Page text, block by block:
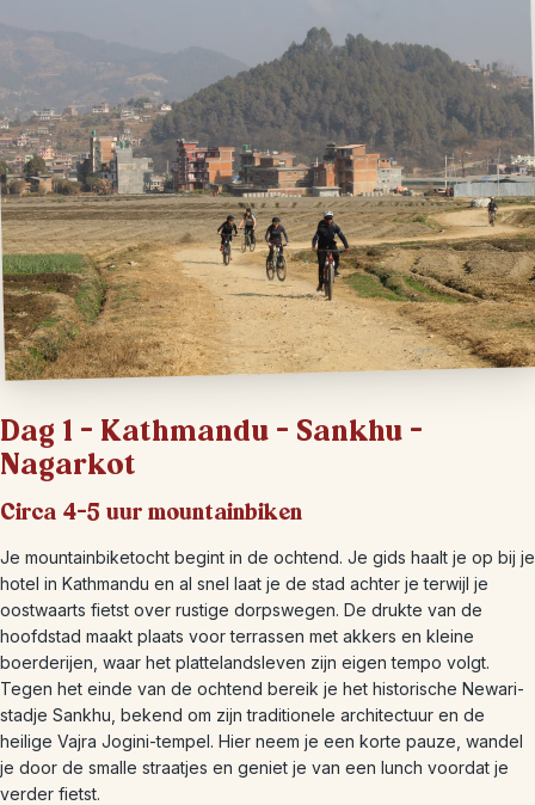
Dag 1 – Kathmandu – Sankhu –
Nagarkot
Circa 4-5 uur mountainbiken
Je mountainbiketocht begint in de ochtend. Je gids haalt je op bij je
hotel in Kathmandu en al snel laat je de stad achter je terwijl je
oostwaarts fietst over rustige dorpswegen. De drukte van de
hoofdstad maakt plaats voor terrassen met akkers en kleine
boerderijen, waar het plattelandsleven zijn eigen tempo volgt.
Tegen het einde van de ochtend bereik je het historische Newari-
stadje Sankhu, bekend om zijn traditionele architectuur en de
heilige Vajra Jogini-tempel. Hier neem je een korte pauze, wandel
je door de smalle straatjes en geniet je van een lunch voordat je
verder fietst.